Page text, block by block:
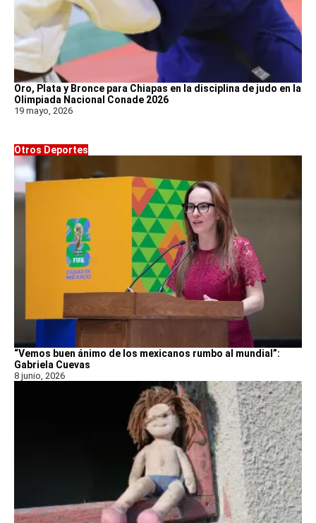
Oro, Plata y Bronce para Chiapas en la disciplina de judo en la
Olimpiada Nacional Conade 2026
19 mayo, 2026
Otros Deportes
“Vemos buen ánimo de los mexicanos rumbo al mundial”:
Gabriela Cuevas
8 junio, 2026